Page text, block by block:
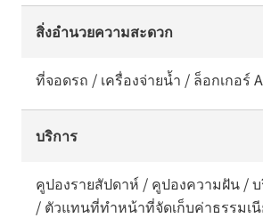
สิ่งอำนวยความสะดวก
ที่จอดรถ / เครื่องจ่ายน้ำ / ล็อกเกอร์
บริการ
คูปองรายสัปดาห์ / คูปองความฝัน /
/ ตัวแทนที่ทำหน้าที่จัดเก็บค่าธรรมเ